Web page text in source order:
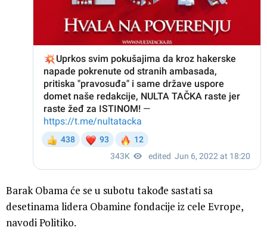
Barak Obama će se u subotu takođe sastati sa
desetinama lidera Obamine fondacije iz cele Evrope,
navodi Politiko.